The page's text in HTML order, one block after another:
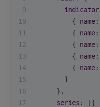
9
indicator
10
        {
name:
11
        {
name:
12
        {
name:
13
        {
name:
14
        {
name:
15
      ]
16
    },
17
series : [{